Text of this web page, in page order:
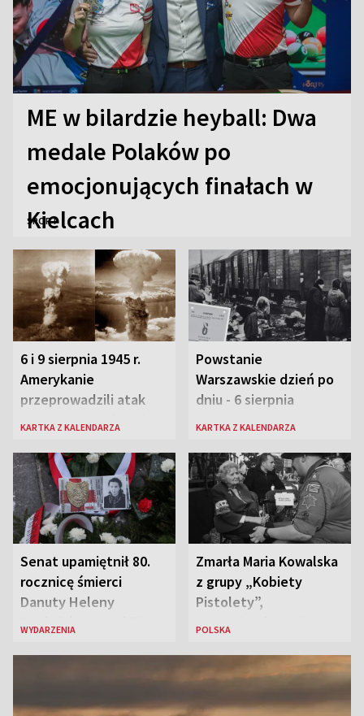
ME w bilardzie heyball: Dwa
medale Polaków po
emocjonujących finałach w
Kielcach
SPORT
6 i 9 sierpnia 1945 r.
Amerykanie
przeprowadzili atak
atomowy na Hiroszimę
KARTKA Z KALENDARZA
Powstanie
Warszawskie dzień po
dniu - 6 sierpnia
KARTKA Z KALENDARZA
Senat upamiętnił 80.
rocznicę śmierci
Danuty Heleny
Siedzikówny „Inki”
WYDARZENIA
Zmarła Maria Kowalska
z grupy „Kobiety
Pistolety”,
sanitariuszka pułku
POLSKA